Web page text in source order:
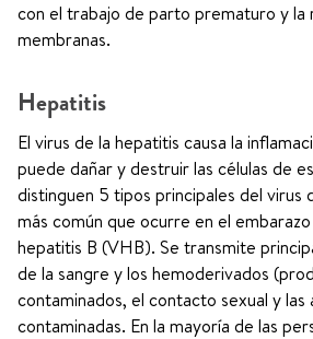
con el trabajo de parto prematuro y la
membranas.
Hepatitis
El virus de la hepatitis causa la
puede dañar y destruir las células de
distinguen 5 tipos principales del virus
más común que ocurre en el
hepatitis B (VHB). Se transmite
de la sangre y los hemoderivados
contaminados, el contacto sexual y las
contaminadas. En la mayoría de las